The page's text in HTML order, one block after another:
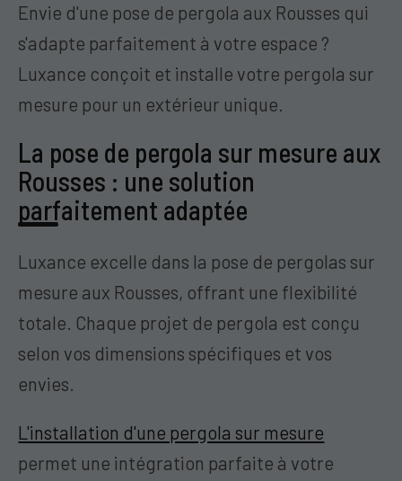
Envie d'une pose de pergola aux Rousses qui
s'adapte parfaitement à votre espace ?
Luxance conçoit et installe votre pergola sur
mesure pour un extérieur unique.
La pose de pergola sur mesure aux
Rousses : une solution
parfaitement adaptée
Luxance excelle dans la pose de pergolas sur
mesure aux Rousses, offrant une flexibilité
totale. Chaque projet de pergola est conçu
selon vos dimensions spécifiques et vos
envies.
L'installation d'une pergola sur mesure
permet une intégration parfaite à votre